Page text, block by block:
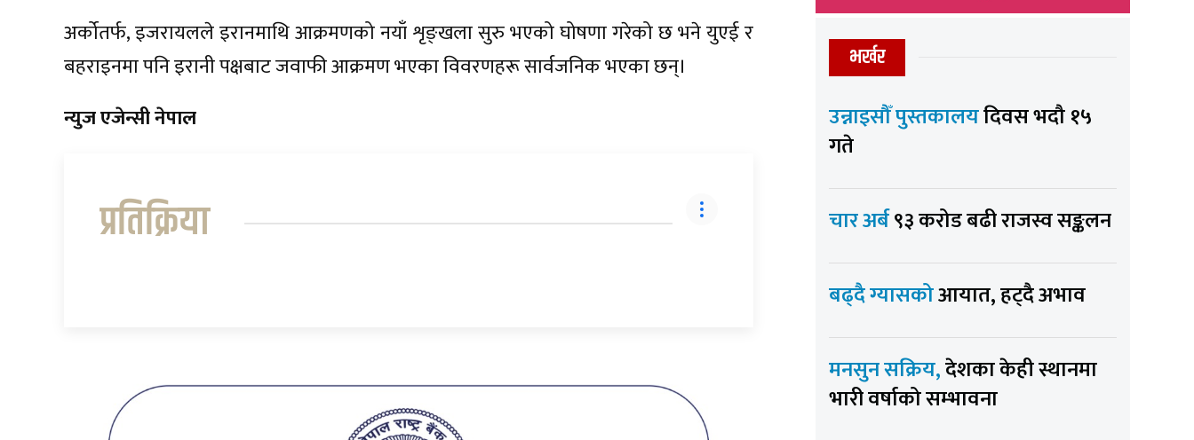
अर्कोतर्फ, इजरायलले इरानमाथि आक्रमणको नयाँ शृङ्खला सुरु भएको घोषणा गरेको छ भने युएई र
बहराइनमा पनि इरानी पक्षबाट जवाफी आक्रमण भएका विवरणहरू सार्वजनिक भएका छन्।
न्युज एजेन्सी नेपाल
प्रतिक्रिया
भर्खर
उन्नाइसौँ पुस्तकालयदिवस भदौ १५
गते
चार अर्ब९३ करोड बढी राजस्व सङ्कलन
बढ्दै ग्यासकोआयात, हट्दै अभाव
मनसुन सक्रिय,देशका केही स्थानमा
भारी वर्षाको सम्भावना